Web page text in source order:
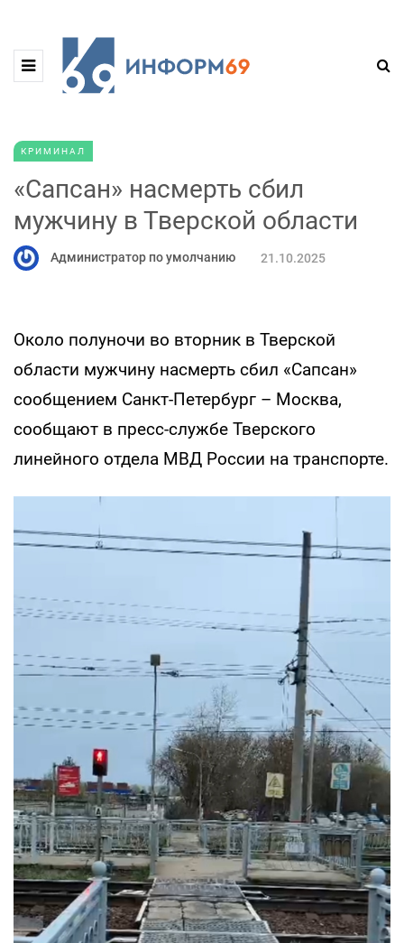
КРИМИНАЛ
«Сапсан» насмерть сбил
мужчину в Тверской области
Администратор по умолчанию 21.10.2025
Около полуночи во вторник в Тверской
области мужчину насмерть сбил «Сапсан»
сообщением Санкт-Петербург – Москва,
сообщают в пресс-службе Тверского
линейного отдела МВД России на транспорте.